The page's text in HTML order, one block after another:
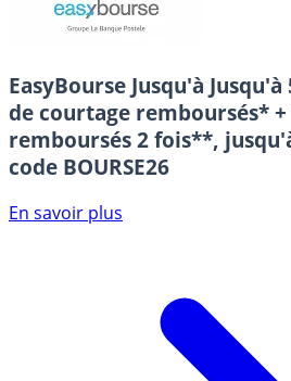
EasyBourse Jusqu'à
de courtage remboursés*
remboursés 2 fois**,
code BOURSE26
En savoir plus